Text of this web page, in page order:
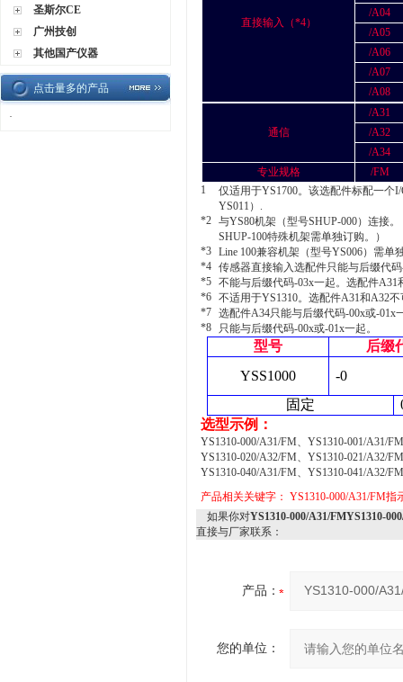
圣斯尔CE
广州技创
其他国产仪器
点击量多的产品
·
直接输入（*4）
/A04
/A05
/A06
/A07
/A08
通信
/A31
/A32
/A34
专业规格
/FM
1
仅适用于YS1700。该选配件标配一个
YS011）.
*2 与YS80机架（型号SHUP-000）连接
SHUP-100特殊机架需单独订购。）
*3 Line 100兼容机架（型号YS006）需单
*4 传感器直接输入选配件只能与后缀代
*5 不能与后缀代码-03x一起。选配件A31
*6 不适用于YS1310。选配件A31和A32
*7 选配件A34只能与后缀代码-00x或-01x
*8
只能与后缀代码-00x或-01x一起。
型号
后缀
YSS1000
-0
固定
选型示例：
YS1310-000/A31/FM、YS1310-001/A31/
YS1310-020/A32/FM、YS1310-021/A32/
YS1310-040/A31/FM、YS1310-041/A32/
产品相关关键字： YS1310-000/A31/FM指
如果你对YS1310-000/A31/FMYS1310-
直接与厂家联系：
产品：
您的单位：